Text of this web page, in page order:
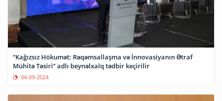
“Kağızsız Hökumət: Rəqəmsallaşma və İnnovasiyanın Ətraf
Mühitə Təsiri” adlı beynəlxalq tədbir keçirilir
04-09-2024